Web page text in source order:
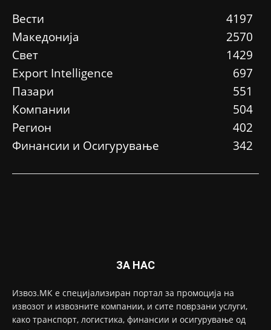
Вести
4197
Македонија
2570
Свет
1429
Еxport Intelligence
697
Пазари
551
Компании
504
Регион
402
Финансии и Осигурување
342
ЗА НАС
Извоз.МК е специјализиран портал за промоција на
извозот и извозните компании, и сите поврзани услуги,
како транспорт, логистика, финансии и осигурување од